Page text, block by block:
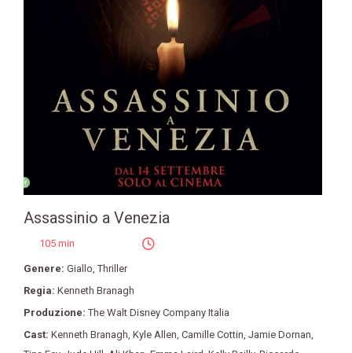
Assassinio a Venezia
105 min
Genere: Giallo,Thriller
Regia: Kenneth Branagh
Produzione:The Walt Disney Company Italia
Cast: Kenneth Branagh, Kyle Allen, Camille Cottin, Jamie Dornan,